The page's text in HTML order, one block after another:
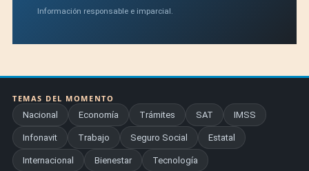
Información responsable e imparcial.
TEMAS DEL MOMENTO
Nacional
Economía Trámites SAT IMSS
Infonavit Trabajo Seguro Social Estatal
Internacional Bienestar Tecnología